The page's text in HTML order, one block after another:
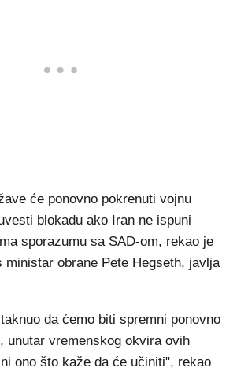
će ponovno pokrenuti vojnu
blokadu ako Iran ne ispuni
sporazumu sa SAD-om, rekao je
ministar obrane Pete Hegseth, javlja
da ćemo biti spremni ponovno
unutar vremenskog okvira ovih
ono što kaže da će učiniti", rekao